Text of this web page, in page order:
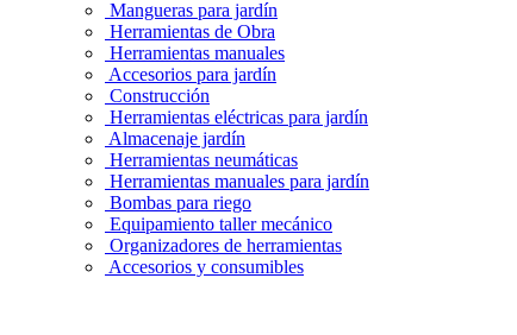
Mangueras para jardín
Herramientas de Obra
Herramientas manuales
Accesorios para jardín
Construcción
Herramientas eléctricas para jardín
Almacenaje jardín
Herramientas neumáticas
Herramientas manuales para jardín
Bombas para riego
Equipamiento taller mecánico
Organizadores de herramientas
Accesorios y consumibles